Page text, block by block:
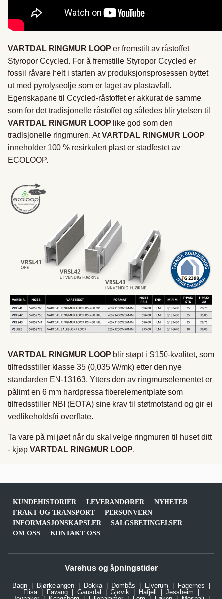
VARTDAL RINGMUR LOOP er fremstilt av råstoffet
Styropor Ccycled. For å fremstille Styropor Ccycled er
fossil råvare helt i starten av produksjonsprosessen byttet
ut med pyrolyseolje som er laget av plastavfall.
Egenskapane til Ccycled-råstoffet er akkurat de samme
som for det tradisjonelle råstoffet og således blir ytelsen til
VARTDAL RINGMUR LOOP like god som den
tradisjonelle ringmuren. AtVARTDAL RINGMUR LOOP
inneholder 100 % resirkulert plast er stadfestet av
ECOLOOP.
VARTDAL RINGMUR LOOP blir støpt i S150-kvalitet, som
tilfredsstiller klasse 35 (0,035 W/mk) etter den nye
standarden EN-13163. Yttersiden av ringmurselementet er
pålimt en 6 mm hardpressa fiberelementplate som
tilfredsstiller NBI (EOTA) sine krav til støtmotstand og gir ei
vedlikeholdsfri overflate.
Ta vare på miljøet når du skal velge ringmuren til huset ditt
- kjøp VARTDAL RINGMUR LOOP.
KUNDEHISTORIER LEVERANDØRER
NYHETER
FRAKT OG TRANSPORT
PERSONVERN
INFORMASJONSKAPSLER
SALGSBETINGELSER
OM OSS
KONTAKT OSS
Varehus og åpningstider
Bagn Bjørkelangen Dokka Dombås Elverum
Fagernes
Flisa
Fåvang Gausdal Gjøvik Hafjell
Jessheim